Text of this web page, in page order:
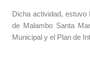
Dicha actividad, estuvo
de Malambo Santa
Municipal y el Plan de